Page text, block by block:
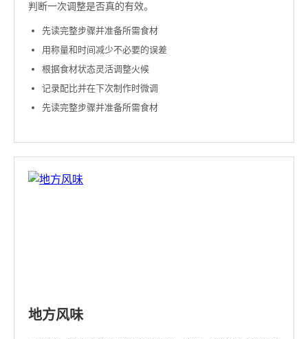
判断一次调整是否真的有效。
先读完整步骤并准备所需食材
用称量和时间减少不必要的误差
根据食材状态灵活调整火候
记录配比并在下次制作时微调
先读完整步骤并准备所需食材
地方风味